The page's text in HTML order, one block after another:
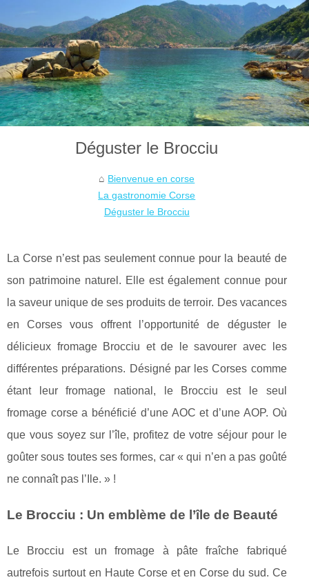
Déguster le Brocciu
Bienvenue en corse
La gastronomie Corse
Déguster le Brocciu
La Corse n’est pas seulement connue pour la beauté de
son patrimoine naturel. Elle est également connue pour
la saveur unique de ses produits de terroir. Des vacances
en Corses vous offrent l’opportunité de déguster le
délicieux fromage Brocciu et de le savourer avec les
différentes préparations. Désigné par les Corses comme
étant leur fromage national, le Brocciu est le seul
fromage corse a bénéficié d’une AOC et d’une AOP. Où
que vous soyez sur l’île, profitez de votre séjour pour le
goûter sous toutes ses formes, car « qui n’en a pas goûté
ne connaît pas l’Ile. » !
Le Brocciu : Un emblème de l’île de Beauté
Le Brocciu est un fromage à pâte fraîche fabriqué
autrefois surtout en Haute Corse et en Corse du sud. Ce